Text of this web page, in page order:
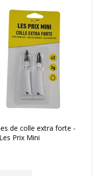
de colle extra forte -
Prix Mini